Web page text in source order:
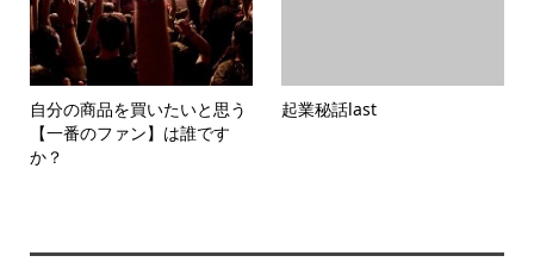
自分の商品を買いたいと思う
【一番のファン】は誰です
か？
起業秘話last